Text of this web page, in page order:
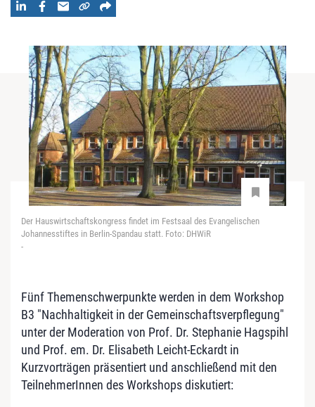
Der Hauswirtschaftskongress findet im Festsaal des Evangelischen
Johannesstiftes in Berlin-Spandau statt. Foto: DHWiR
-
Fünf Themenschwerpunkte werden in dem Workshop
B3 "Nachhaltigkeit in der Gemeinschaftsverpflegung"
unter der Moderation von Prof. Dr. Stephanie Hagspihl
und Prof. em. Dr. Elisabeth Leicht-Eckardt in
Kurzvorträgen präsentiert und anschließend mit den
TeilnehmerInnen des Workshops diskutiert: